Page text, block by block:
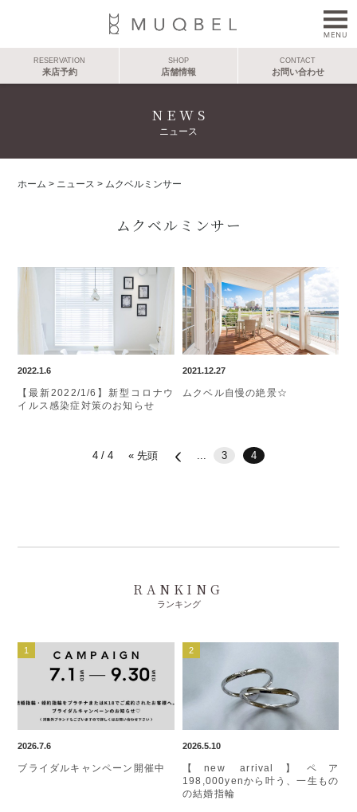
RESERVATION
来店予約
SHOP
店舗情報
CONTACT
お問い合わせ
NEWS
ニュース
ホーム > ニュース >ムクベルミンサー
ムクベルミンサー
2022.1.6
【最新2022/1/6】新型コロナウ
イルス感染症対策のお知らせ
2021.12.27
ムクベル自慢の絶景☆
4 / 4 « 先頭 ... 3 4
RANKING
ランキング
2026.7.6
ブライダルキャンペーン開催中
2026.5.10
【new arrival】ペア
198,000yenから叶う、一生もの
の結婚指輪